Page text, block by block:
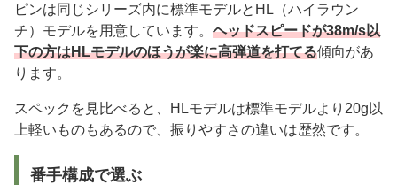
ピンは同じシリーズ内に標準モデルとHL（ハイラウン
チ）モデルを用意しています。 ヘッドスピードが38m/s以
下の方はHLモデルのほうが楽に高弾道を打てる傾向があ
ります。
スペックを見比べると、HLモデルは標準モデルより20g以
上軽いものもあるので、振りやすさの違いは歴然です。
番手構成で選ぶ